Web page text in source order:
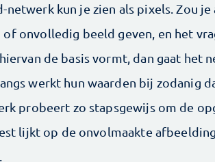
kun je zien als pixels. Zou je
onvolledig beeld geven, en het
de basis vormt, dan gaat het
werkt hun waarden bij zodanig
probeert zo stapsgewijs om de
lijkt op de onvolmaakte